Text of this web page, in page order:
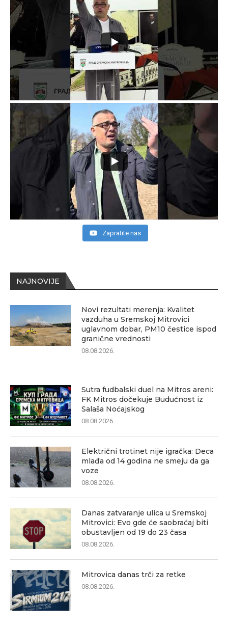
NAJNOVIJE
Novi rezultati merenja: Kvalitet
vazduha u Sremskoj Mitrovici
uglavnom dobar, PM10 čestice ispod
granične vrednosti
08.08.2026.
Sutra fudbalski duel na Mitros areni:
FK Mitros dočekuje Budućnost iz
Salaša Noćajskog
08.08.2026.
Električni trotinet nije igračka: Deca
mlađa od 14 godina ne smeju da ga
voze
08.08.2026.
Danas zatvaranje ulica u Sremskoj
Mitrovici: Evo gde će saobraćaj biti
obustavljen od 19 do 23 časa
08.08.2026.
Mitrovica danas trči za retke
08.08.2026.
Zapratite nas